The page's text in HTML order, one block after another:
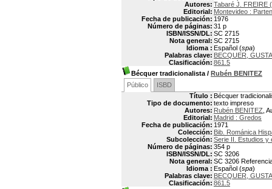
Autores: Tabaré J. FREIRE
Editorial: Montevideo :
Fecha de publicación: 1976
Número de páginas: 31 p
ISBN/ISSN/DL: SC 2715
Nota general: SC 2715
Idioma : Español (spa)
Palabras clave: BECQUER,
Clasificación: 861.5
Bécquer tradicionalista / Rubén BENITEZ
Público
ISBD
Título : Bécquer
Tipo de documento: texto impreso
Autores: Rubén BENITEZ ,
Editorial: Madrid : Gredos
Fecha de publicación: 1971
Colección: Bib. Románica
Subcolección: Serie II. Estudios y
Número de páginas: 354 p
ISBN/ISSN/DL: SC 3206
Nota general: SC 3206
Idioma : Español (spa)
Palabras clave: BECQUER,
Clasificación: 861.5